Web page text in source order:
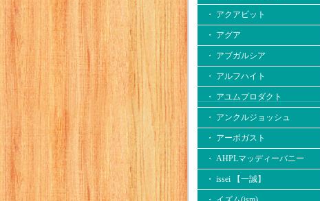
・ アクアビット
・ アグア
・ アブガルシア
・ アルフハイト
・ アユムプロダクト
・ アンクルジョッシュ
・ アーボガスト
・ AHPLマッディーバニー
・ issei 【一誠】